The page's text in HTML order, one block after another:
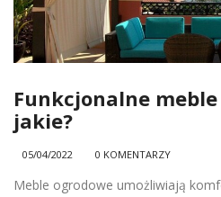
Funkcjonalne
jakie?
05/04/2022 0 KOMENTARZY
Meble ogrodowe umożliwiają